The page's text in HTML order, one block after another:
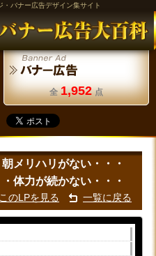
バナー広告デザイン集サイト
全 1,952 点
メリハリがない・・・
体力が続かない・・・
このLPを見る 一覧に戻る